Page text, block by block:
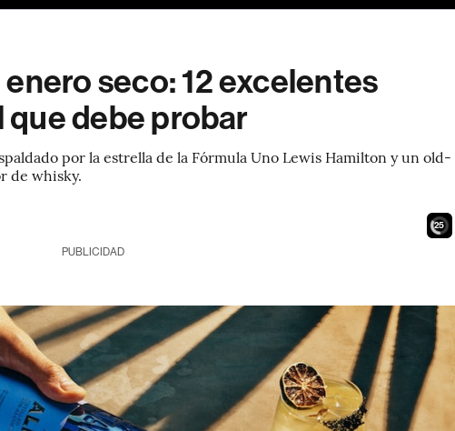
seco: 12 excelentes
debe probar
por la estrella de la Fórmula Uno Lewis Hamilton y un old-
de whisky.
24
PUBLICIDAD